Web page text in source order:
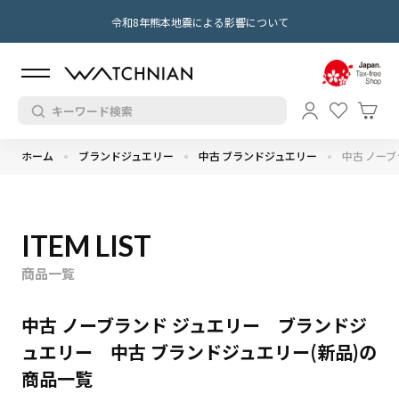
令和8年熊本地震による影響について
ホーム ブランドジュエリー 中古 ブランドジュエリー 中古 ノー
ITEM LIST
商品一覧
中古 ノーブランド ジュエリー ブランドジ
ュエリー 中古 ブランドジュエリー(新品)の
商品一覧